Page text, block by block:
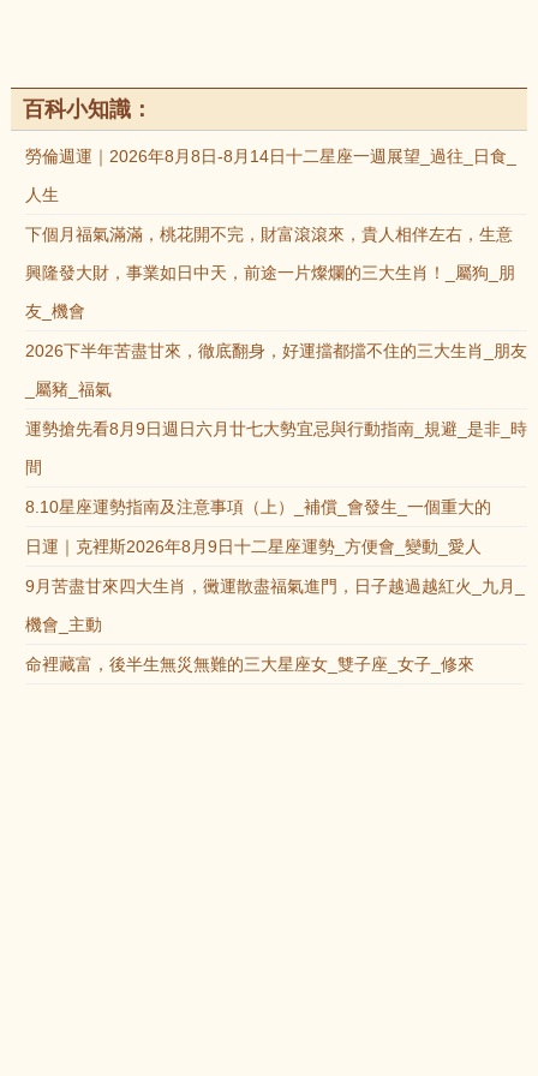
百科小知識：
勞倫週運｜2026年8月8日-8月14日十二星座一週展望_過往_日食_
人生
下個月福氣滿滿，桃花開不完，財富滾滾來，貴人相伴左右，生意
興隆發大財，事業如日中天，前途一片燦爛的三大生肖！_屬狗_朋
友_機會
2026下半年苦盡甘來，徹底翻身，好運擋都擋不住的三大生肖_朋友
_屬豬_福氣
運勢搶先看8月9日週日六月廿七大勢宜忌與行動指南_規避_是非_時
間
8.10星座運勢指南及注意事項（上）_補償_會發生_一個重大的
日運｜克裡斯2026年8月9日十二星座運勢_方便會_變動_愛人
9月苦盡甘來四大生肖，黴運散盡福氣進門，日子越過越紅火_九月_
機會_主動
命裡藏富，後半生無災無難的三大星座女_雙子座_女子_修來